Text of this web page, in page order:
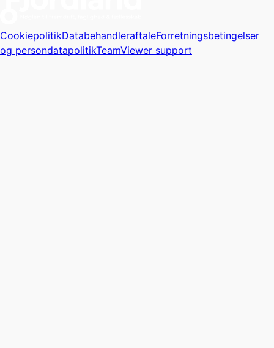
CookiepolitikDatabehandleraftaleForretningsbetingelser
og persondatapolitikTeamViewer support